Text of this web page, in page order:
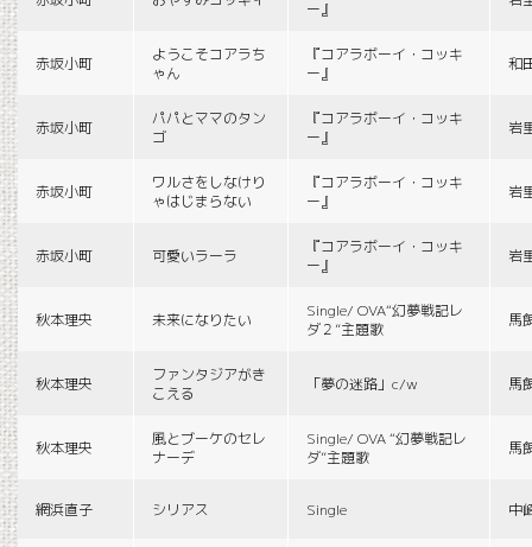
ー』
赤坂小町
ようこそコアラち
ゃん
『コアラボーイ・コッキ
ー』
和
赤坂小町
パパとママのタン
ゴ
『コアラボーイ・コッキ
ー』
岩
赤坂小町
ワルさをしなけり
ゃはじまらない
『コアラボーイ・コッキ
ー』
岩
赤坂小町 可愛いラーラ
『コアラボーイ・コッキ
ー』
岩
秋本理央 未来になりたい
Single/ OVA“幻夢戦記レ
ダ２”主題歌
馬
秋本理央
ファンタジアがき
こえる
「夢の迷路」c/w 馬
秋本理央
風とブーケのセレ
ナーデ
Single/ OVA “幻夢戦記レ
ダ”主題歌
馬
網浜直子 シリアス Single 中